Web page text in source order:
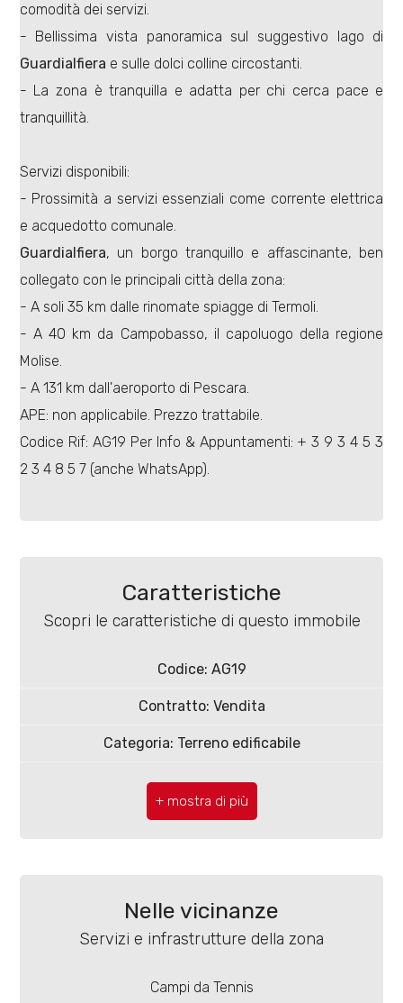
comodità dei servizi.
- Bellissima vista panoramica sul suggestivo lago di
Guardialfiera e sulle dolci colline circostanti.
- La zona è tranquilla e adatta per chi cerca pace e
tranquillità.
Servizi disponibili:
- Prossimità a servizi essenziali come corrente elettrica
e acquedotto comunale.
Guardialfiera, un borgo tranquillo e affascinante, ben
collegato con le principali città della zona:
- A soli 35 km dalle rinomate spiagge di Termoli.
- A 40 km da Campobasso, il capoluogo della regione
Molise.
- A 131 km dall'aeroporto di Pescara.
APE: non applicabile. Prezzo trattabile.
Codice Rif: AG19 Per Info & Appuntamenti: + 3 9 3 4 5 3
2 3 4 8 5 7 (anche WhatsApp).
Caratteristiche
Scopri le caratteristiche di questo immobile
Codice: AG19
Contratto: Vendita
Categoria: Terreno edificabile
CAP: 86030
Comune: Guardialfiera
Nelle vicinanze
Servizi e infrastrutture della zona
Campi da Tennis
1
2
4
5
5+
Bagni
minimi
Qualsiasi